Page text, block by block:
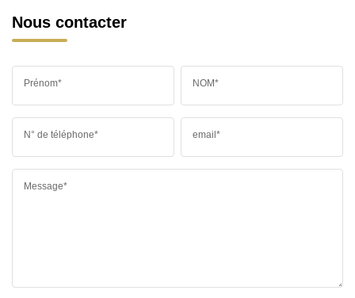
Nous contacter
Prénom* NOM*
N° de téléphone* email*
Message*